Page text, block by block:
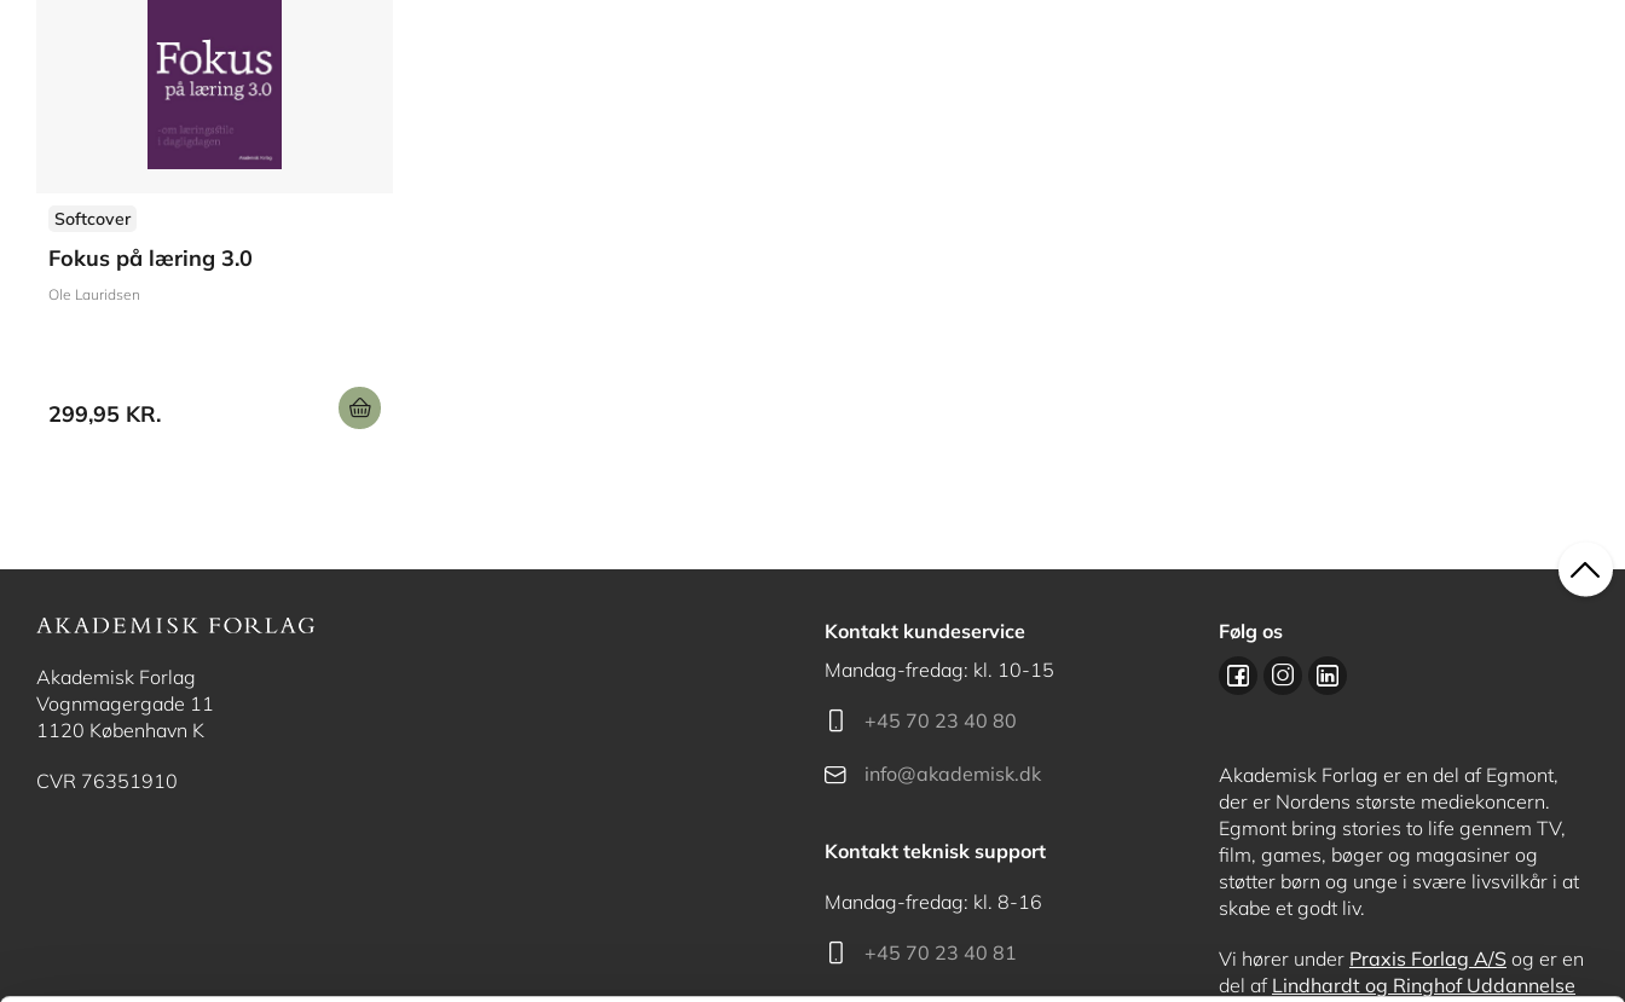
Softcover
Fokus på læring 3.0
Ole Lauridsen
299,95 KR.
Akademisk Forlag
Vognmagergade 11
1120 København K
CVR 76351910
Kontakt kundeservice
Mandag-fredag: kl. 10-15
+45 70 23 40 80
info@akademisk.dk
Kontakt teknisk support
Mandag-fredag: kl. 8-16
+45 70 23 40 81
Følg os
Akademisk Forlag er en del af Egmont,
der er Nordens største mediekoncern.
Egmont bring stories to life gennem TV,
film, games, bøger og magasiner og
støtter børn og unge i svære livsvilkår i at
skabe et godt liv.
Vi hører under Praxis Forlag A/S og er en
del af Lindhardt og Ringhof Uddannelse